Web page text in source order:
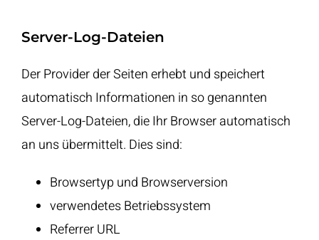
Server-Log-Dateien
Der Provider der Seiten erhebt und speichert
automatisch Informationen in so genannten
Server-Log-Dateien, die Ihr Browser automatisch
an uns übermittelt. Dies sind:
Browsertyp und Browserversion
verwendetes Betriebssystem
Referrer URL